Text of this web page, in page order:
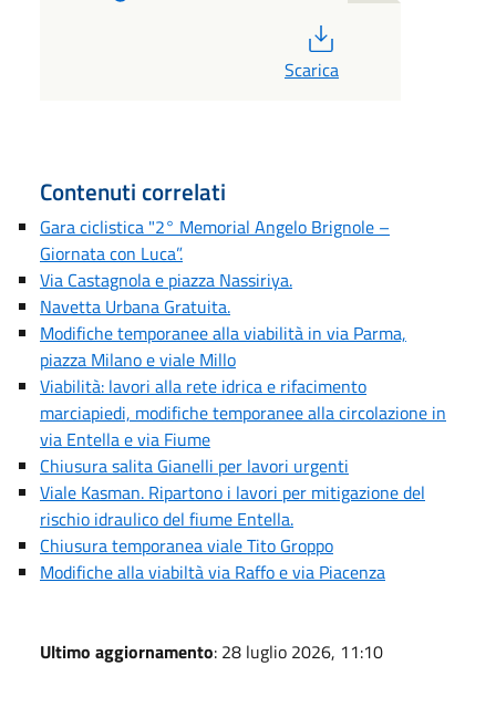
Scarica
Contenuti correlati
Gara ciclistica "2° Memorial Angelo Brignole –
Giornata con Luca”.
Via Castagnola e piazza Nassiriya.
Navetta Urbana Gratuita.
Modifiche temporanee alla viabilità in via Parma,
piazza Milano e viale Millo
Viabilità: lavori alla rete idrica e rifacimento
marciapiedi, modifiche temporanee alla circolazione in
via Entella e via Fiume
Chiusura salita Gianelli per lavori urgenti
Viale Kasman. Ripartono i lavori per mitigazione del
rischio idraulico del fiume Entella.
Chiusura temporanea viale Tito Groppo
Modifiche alla viabiltà via Raffo e via Piacenza
Ultimo aggiornamento: 28 luglio 2026, 11:10